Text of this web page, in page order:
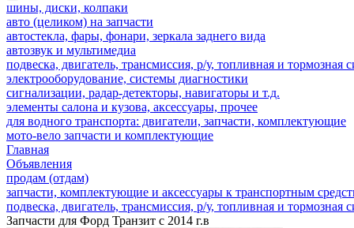
шины, диски, колпаки
авто (целиком) на запчасти
автостекла, фары, фонари, зеркала заднего вида
автозвук и мультимедиа
подвеска, двигатель, трансмиссия, р/у, топливная и тормозная
электрооборудование, системы диагностики
сигнализации, радар-детекторы, навигаторы и т.д.
элементы салона и кузова, аксессуары, прочее
для водного транспорта: двигатели, запчасти, комплектующие
мото-вело запчасти и комплектующие
Главная
Объявления
продам (отдам)
запчасти, комплектующие и аксессуары к транспортным
подвеска, двигатель, трансмиссия, р/у, топливная и тормозная
Запчасти для Форд Транзит с 2014 г.в